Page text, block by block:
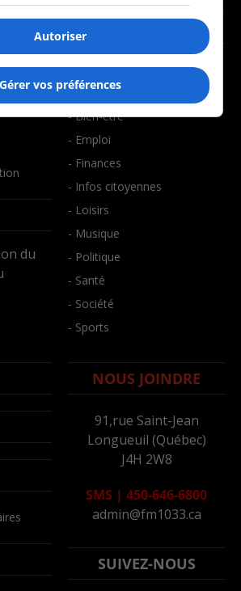
du
BALADOS
- Affaires
- Art de vivre
- Bien-être
- Emploi
- Finances
- Infos citoyennes
- Loisirs
- Musique
- Politique
- Santé
- Société
- Sports
NOUS JOINDRE
91,rue Saint-Jean
Longueuil (Québec)
J4H 2W8
SMS | 450-646-6800
admin@fm1033.ca
SUIVEZ-NOUS
Autoriser
Gérer vos préférences